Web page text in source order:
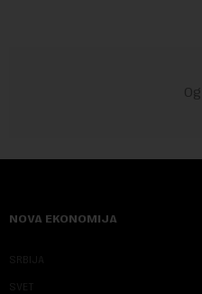
NOVA EKONOMIJA
SRBIJA
SVET